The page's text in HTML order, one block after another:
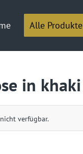
Alle Produkte
in khaki
verfügbar.